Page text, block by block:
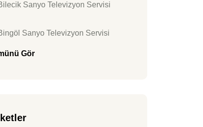
Sanyo Televizyon Servisi
Sanyo Televizyon Servisi
Gör